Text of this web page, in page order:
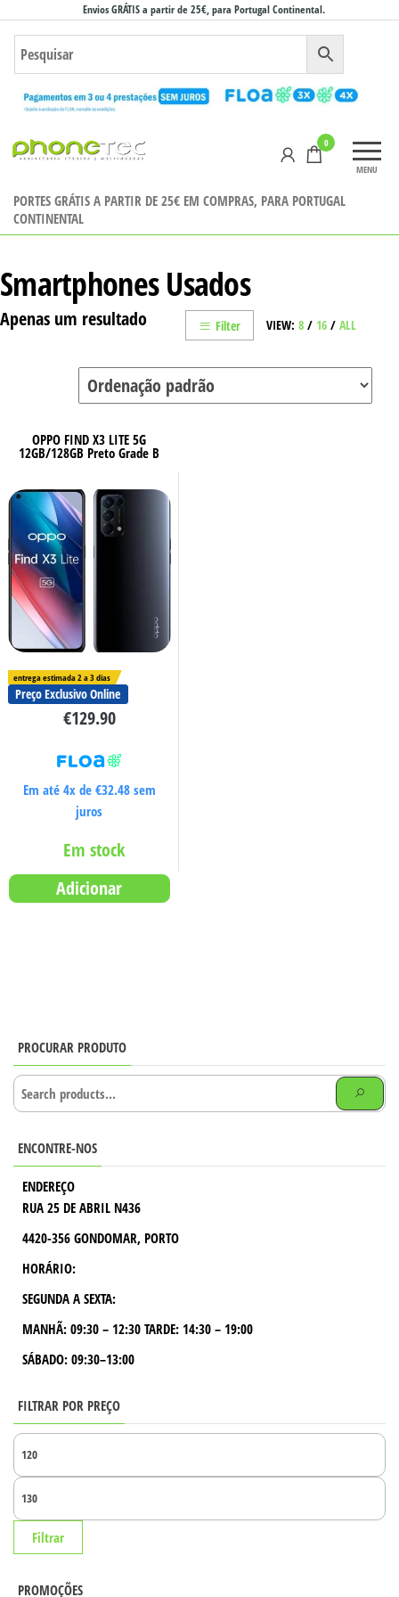
para
conteúdo
Envios GRÁTIS a partir de 25€, para Portugal Continental.
Online
MENU
0
PORTES GRÁTIS A PARTIR DE 25€ EM COMPRAS, PARA PORTUGAL
CONTINENTAL
Smartphones Usados
VIEW: 8 / 16 / ALL
Filter
Apenas um resultado
OPPO FIND X3 LITE 5G
12GB/128GB Preto Grade B
entrega estimada 2 a 3 dias
Preço Exclusivo Online
€129.90
Em até 4x de €32.48sem
juros
Em stock
Adicionar
PROCURAR PRODUTO
ENCONTRE-NOS
ENDEREÇO
RUA 25 DE ABRIL N436
4420-356 GONDOMAR, PORTO
HORÁRIO:
SEGUNDA A SEXTA:
MANHÃ: 09:30 – 12:30 TARDE: 14:30 – 19:00
SÁBADO: 09:30–13:00
FILTRAR POR PREÇO
Filtrar
PROMOÇÕES